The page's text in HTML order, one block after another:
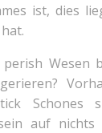
ist, dies
Wesen
Schones
auf